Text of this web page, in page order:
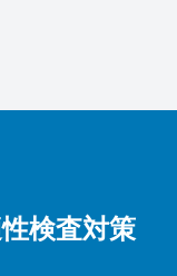
検査対策